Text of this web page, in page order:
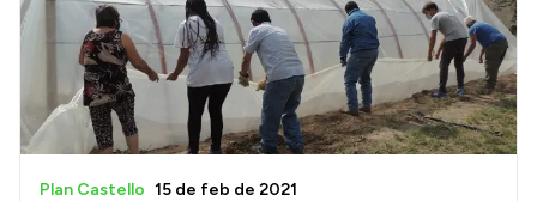
Plan Castello 15 de feb de 2021